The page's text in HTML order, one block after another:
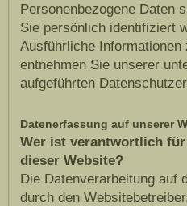
Personenbezogene Daten
Sie persönlich identifiziert
Ausführliche
entnehmen Sie unserer
aufgeführten
Datenerfassung auf unserer
Wer ist verantwortlich
dieser Website?
Die Datenverarbeitung auf
durch den